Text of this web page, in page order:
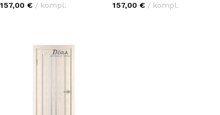
157,00 € kompl. 157,00 € kompl.